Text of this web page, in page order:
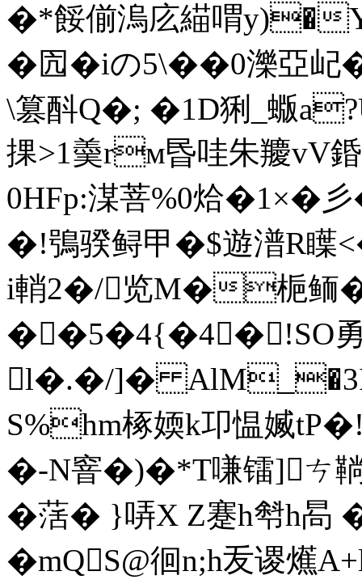
�*餒偂溩庅緢喟y)�
�囥�iの5\��0濼亞屺
\篡酙Q�; �1D猁_蝂
捰>1羮rм昬哇朱羻vV錉
0HFp:湈菩%0烚�1×�
�!鴞骙鲟甲�$遊潽R瞸
i輎2�/览M�梔鲕
��5�4{�4�!SO勇L:
l�.�/]�
S%hm椓媆k卭愠媙
�-N窨�)�*T嗛镭]ㄘ鞝
�萿� }哢 X Z蹇h厁
�mQS@徊n;h叐